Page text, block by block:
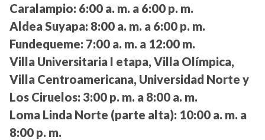
Caralampio: 6:00 a. m. a 6:00 p. m.
Aldea Suyapa: 8:00 a. m. a 6:00 p. m.
Fundequeme: 7:00 a. m. a 12:00 m.
Villa Universitaria I etapa, Villa Olímpica,
Villa Centroamericana, Universidad Norte y
Los Ciruelos: 3:00 p. m. a 8:00 a. m.
Loma Linda Norte (parte alta): 10:00 a. m. a
8:00 p. m.